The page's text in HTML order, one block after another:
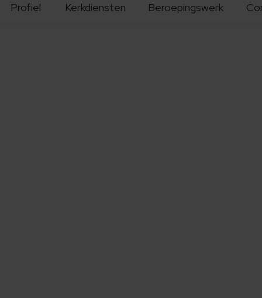
Profiel Kerkdiensten Beroepingswerk